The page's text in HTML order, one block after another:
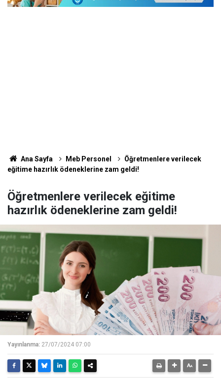
Ana Sayfa Meb Personel
Öğretmenlere verilecek
eğitime hazırlık ödeneklerine zam geldi!
Öğretmenlere verilecek eğitime
hazırlık ödeneklerine zam geldi!
Yayınlanma: 27/07/2024 07:00